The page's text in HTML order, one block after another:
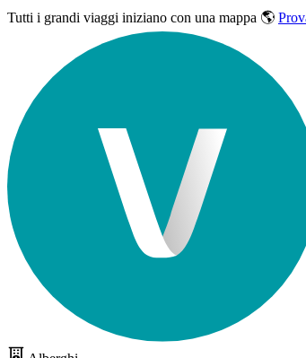
Tutti i grandi viaggi iniziano con una mappa 🌎